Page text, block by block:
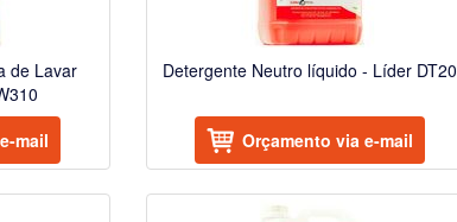
de Lavar
mail
Detergente Neutro líquido - Líder DT20
Orçamento via e-mail